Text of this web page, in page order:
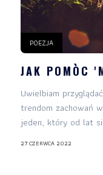
POEZJA
JAK POMÒC
Uwielbiam
trendom zachowań
jeden, który od lat
27 CZERWCA 2022